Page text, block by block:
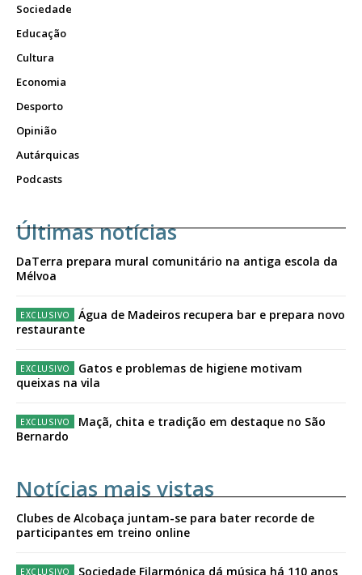
Sociedade
Educação
Cultura
Economia
Desporto
Opinião
Autárquicas
Podcasts
Últimas notícias
DaTerra prepara mural comunitário na antiga escola da
Mélvoa
Água de Madeiros recupera bar e prepara novo
restaurante
Gatos e problemas de higiene motivam
queixas na vila
Maçã, chita e tradição em destaque no São
Bernardo
Notícias mais vistas
Clubes de Alcobaça juntam-se para bater recorde de
participantes em treino online
Sociedade Filarmónica dá música há 110 anos